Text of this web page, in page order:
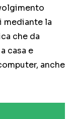
mediante la
che da
casa e
anche